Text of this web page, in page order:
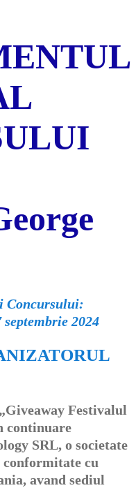
Concursului:
septembrie 2024
Festivalul
continuare
SRL, o societate
cu
avand sediul